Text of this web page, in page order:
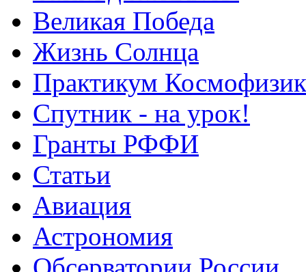
Великая Победа
Жизнь Солнца
Практикум
Спутник - на урок!
Гранты РФФИ
Статьи
Авиация
Астрономия